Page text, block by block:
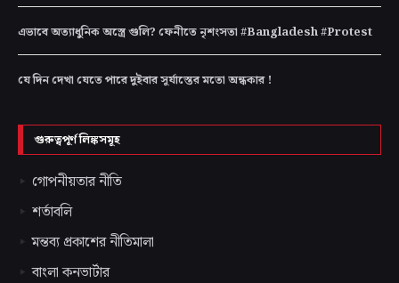
এভাবে অত্যাধুনিক অস্ত্রে গুলি? ফেনীতে নৃশংসতা #Bangladesh #Protest
যে দিন দেখা যেতে পারে দুইবার সূর্যাস্তের মতো অন্ধকার !
গুরুত্বপূর্ণ লিঙ্কসমূহ
গোপনীয়তার নীতি
শর্তাবলি
মন্তব্য প্রকাশের নীতিমালা
বাংলা কনভার্টার